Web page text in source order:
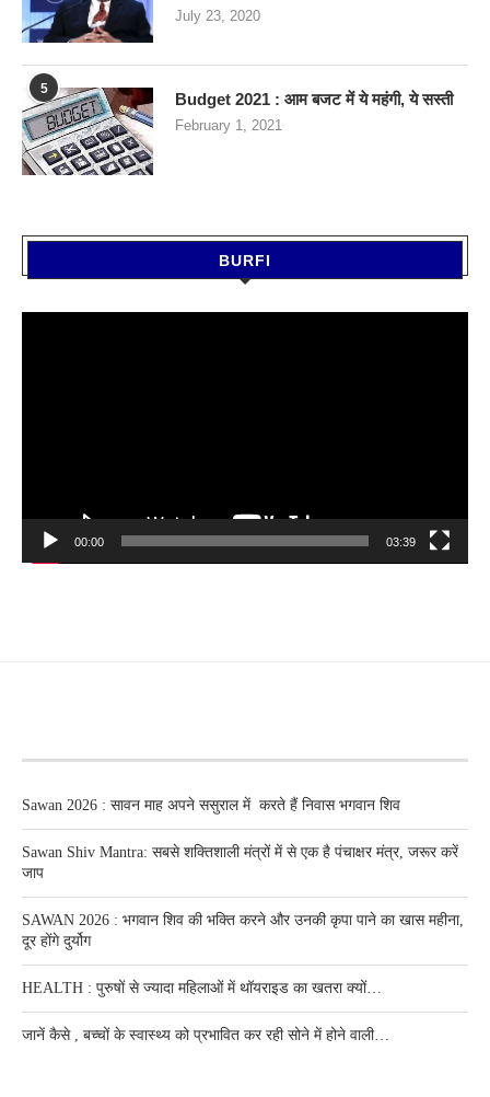
July 23, 2020
5
Budget 2021 : आम बजट में ये महंगी, ये सस्‍ती
February 1, 2021
BURFI
00:00 03:39
Sawan 2026 : सावन माह अपने ससुराल में करते हैं निवास भगवान शिव
Sawan Shiv Mantra: सबसे शक्तिशाली मंत्रों में से एक है पंचाक्षर मंत्र, जरूर करें
जाप
SAWAN 2026 : भगवान शिव की भक्ति करने और उनकी कृपा पाने का खास महीना,
दूर होंगे दुर्योग
HEALTH : पुरुषों से ज्यादा महिलाओं में थॉयराइड का खतरा क्यों…
जानें कैसे , बच्चों के स्वास्थ्य को प्रभावित कर रही सोने में होने वाली…